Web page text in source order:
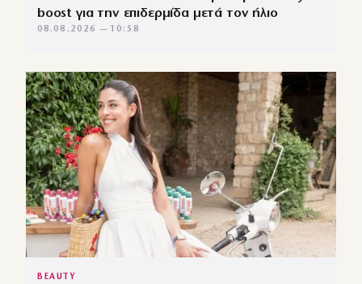
boost για την επιδερμίδα μετά τον ήλιο
08.08.2026 — 10:58
BEAUTY